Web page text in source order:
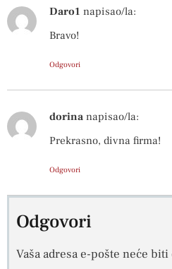
Daro1 napisao/la:
Bravo!
Odgovori
dorina napisao/la:
Prekrasno, divna firma!
Odgovori
Odgovori
Vaša adresa e-pošte neće